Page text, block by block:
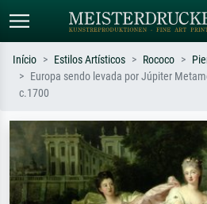
ex: Monet, Noite Estrelada,
impressionismo, onda de Hokusai, nu.
a
Início Estilos Artísticos Rococo
Europa sendo levada por Júpiter
c.1700